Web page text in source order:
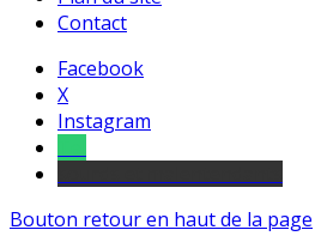
Contact
Facebook
X
Instagram
Bouton retour en haut de la page